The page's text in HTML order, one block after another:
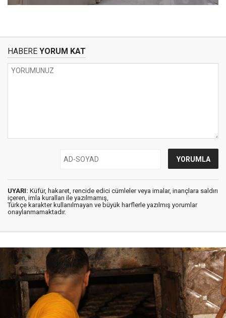
HABERE YORUM KAT
UYARI: Küfür, hakaret, rencide edici cümleler veya imalar, inançlara saldırı
içeren, imla kuralları ile yazılmamış,
Türkçe karakter kullanılmayan ve büyük harflerle yazılmış yorumlar
onaylanmamaktadır.